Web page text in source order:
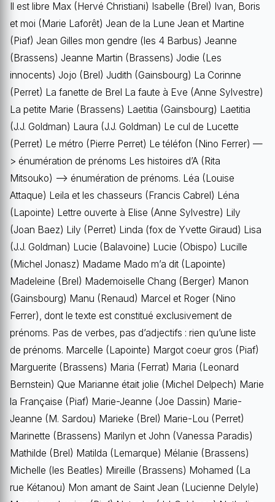
Il est libre Max (Hervé Christiani) Isabelle (Brel) Ivan, Boris
et moi (Marie Laforêt) Jean de la Lune Jean et Martine
(Piaf) Jean Gilles mon gendre (les 4 Barbus) Jeanne
(Brassens) Jeanne Martin (Brassens) Jodie (Les
innocents) Jojo (Brel) Judith (Gainsbourg) La Corinne
(Perret) La fanette de Brel La faute à Eve (Anne Sylvestre)
La petite Marie (Brassens) Laetitia (Gainsbourg) Laetitia
(J.J. Goldman) Laura (J.J. Goldman) Le cul de Lucette
(Perret) Le métro (Pierre Perret) Le téléfon (Nino Ferrer) —
> énumération de prénoms Les histoires d’A (Rita
Mitsouko) —> énumération de prénoms. Léa (Louise
Attaque) Leila et les chasseurs (Francis Cabrel) Léna
(Lapointe) Lettre ouverte à Elise (Anne Sylvestre) Lily
(Joan Baez) Lily (Perret) Linda (fox de Yvette Giraud) Lisa
(J.J. Goldman) Lucie (Balavoine) Lucie (Obispo) Lucille
(Michel Jonasz) Madame Mado m’a dit (Lapointe)
Madeleine (Brel) Mademoiselle Chang (Berger) Manon
(Gainsbourg) Manu (Renaud) Marcel et Roger (Nino
Ferrer), dont le texte est constitué exclusivement de
prénoms. Pas de verbes, pas d’adjectifs : rien qu’une liste
de prénoms. Marcelle (Lapointe) Margot coeur gros (Piaf)
Marguerite (Brassens) Maria (Ferrat) Maria (Leonard
Bernstein) Que Marianne était jolie (Michel Delpech) Marie
la Française (Piaf) Marie-Jeanne (Joe Dassin) Marie-
Jeanne (M. Sardou) Marieke (Brel) Marie-Lou (Perret)
Marinette (Brassens) Marilyn et John (Vanessa Paradis)
Mathilde (Brel) Matilda (Lemarque) Mélanie (Brassens)
Michelle (les Beatles) Mireille (Brassens) Mohamed (La
rue Kétanou) Mon amant de Saint Jean (Lucienne Delyle)